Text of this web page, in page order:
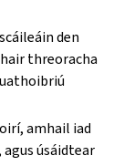
den
threoracha
amhail iad
úsáidtear